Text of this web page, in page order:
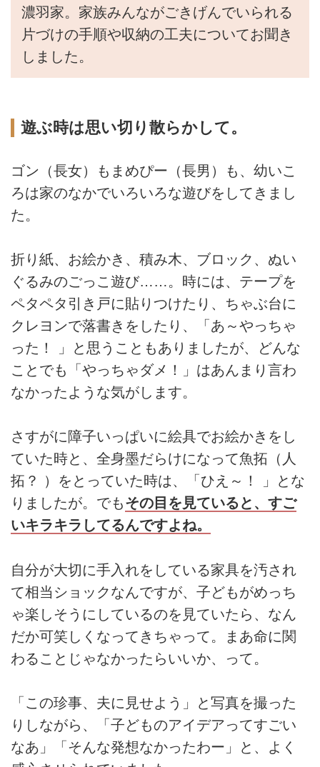
濃羽家。家族みんながごきげんでいられる
片づけの手順や収納の工夫についてお聞き
しました。
遊ぶ時は思い切り散らかして。
ゴン（長女）もまめぴー（長男）も、幼いこ
ろは家のなかでいろいろな遊びをしてきまし
た。
折り紙、お絵かき、積み木、ブロック、ぬい
ぐるみのごっこ遊び……。時には、テープを
ペタペタ引き戸に貼りつけたり、ちゃぶ台に
クレヨンで落書きをしたり、「あ～やっちゃ
った！ 」と思うこともありましたが、どんな
ことでも「やっちゃダメ！」はあんまり言わ
なかったような気がします。
さすがに障子いっぱいに絵具でお絵かきをし
ていた時と、全身墨だらけになって魚拓（人
拓？ ）をとっていた時は、「ひえ～！ 」とな
りましたが。でもその目を見ていると、すご
いキラキラしてるんですよね。
自分が大切に手入れをしている家具を汚され
て相当ショックなんですが、子どもがめっち
ゃ楽しそうにしているのを見ていたら、なん
だか可笑しくなってきちゃって。まあ命に関
わることじゃなかったらいいか、って。
「この珍事、夫に見せよう」と写真を撮った
りしながら、「子どものアイデアってすごい
なあ」「そんな発想なかったわー」と、よく